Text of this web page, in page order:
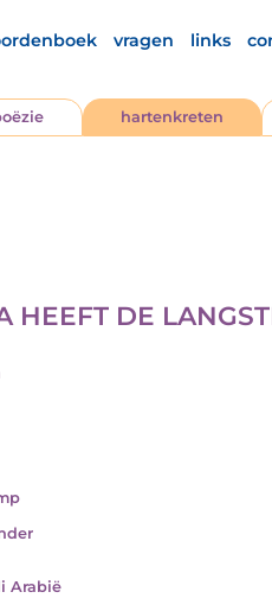
vragen links
hartenkreten
HEEFT DE
Arabië